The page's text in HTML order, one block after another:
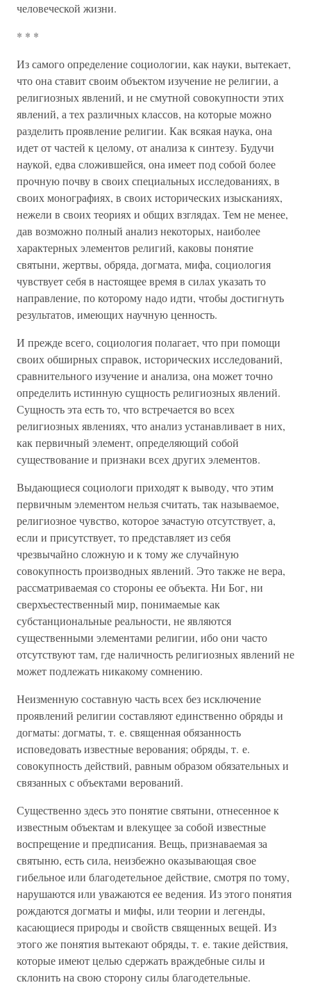
человеческой жизни.
* * *
Из самого определение социологии, как науки, вытекает,
что она ставит своим объектом изучение не религии, а
религиозных явлений, и не смутной совокупности этих
явлений, а тех различных классов, на которые можно
разделить проявление религии. Как всякая наука, она
идет от частей к целому, от анализа к синтезу. Будучи
наукой, едва сложившейся, она имеет под собой более
прочную почву в своих специальных исследованиях, в
своих монографиях, в своих исторических изысканиях,
нежели в своих теориях и общих взглядах. Тем не менее,
дав возможно полный анализ некоторых, наиболее
характерных элементов религий, каковы понятие
святыни, жертвы, обряда, догмата, мифа, социология
чувствует себя в настоящее время в силах указать то
направление, по которому надо идти, чтобы достигнуть
результатов, имеющих научную ценность.
И прежде всего, социология полагает, что при помощи
своих обширных справок, исторических исследований,
сравнительного изучение и анализа, она может точно
определить истинную сущность религиозных явлений.
Сущность эта есть то, что встречается во всех
религиозных явлениях, что анализ устанавливает в них,
как первичный элемент, определяющий собой
существование и признаки всех других элементов.
Выдающиеся социологи приходят к выводу, что этим
первичным элементом нельзя считать, так называемое,
религиозное чувство, которое зачастую отсутствует, а,
если и присутствует, то представляет из себя
чрезвычайно сложную и к тому же случайную
совокупность производных явлений. Это также не вера,
рассматриваемая со стороны ее объекта. Ни Бог, ни
сверхъестественный мир, понимаемые как
субстанциональные реальности, не являются
существенными элементами религии, ибо они часто
отсутствуют там, где наличность религиозных явлений не
может подлежать никакому сомнению.
Неизменную составную часть всех без исключение
проявлений религии составляют единственно обряды и
догматы: догматы, т. е. священная обязанность
исповедовать известные верования; обряды, т. е.
совокупность действий, равным образом обязательных и
связанных с объектами верований.
Существенно здесь это понятие святыни, отнесенное к
известным объектам и влекущее за собой известные
воспрещение и предписания. Вещь, признаваемая за
святыню, есть сила, неизбежно оказывающая свое
гибельное или благодетельное действие, смотря по тому,
нарушаются или уважаются ее ведения. Из этого понятия
рождаются догматы и мифы, или теории и легенды,
касающиеся природы и свойств священных вещей. Из
этого же понятия вытекают обряды, т. е. такие действия,
которые имеют целью сдержать враждебные силы и
склонить на свою сторону силы благодетельные.